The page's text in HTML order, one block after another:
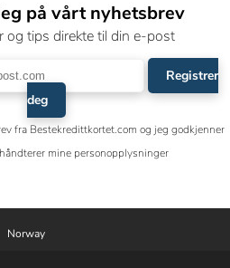
på vårt nyhetsbrev
og tips direkte til din e-post
Registrer
deg
fra Bestekredittkortet.com og jeg godkjenner
mine personopplysninger
Norway